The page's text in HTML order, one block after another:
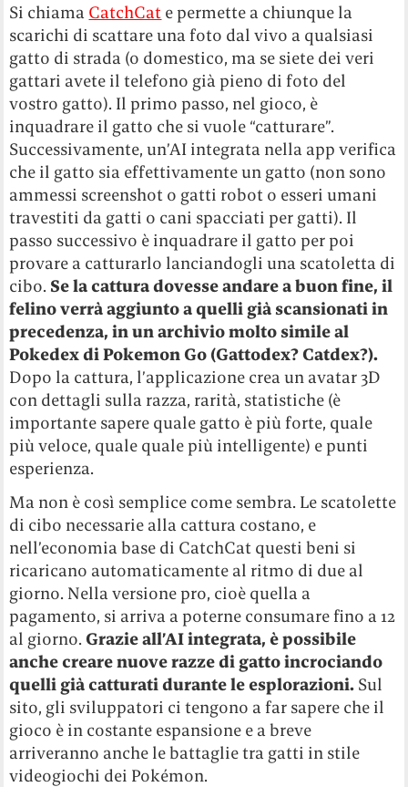
Si chiama CatchCat e permette a chiunque la
scarichi di scattare una foto dal vivo a qualsiasi
gatto di strada (o domestico, ma se siete dei veri
gattari avete il telefono già pieno di foto del
vostro gatto). Il primo passo, nel gioco, è
inquadrare il gatto che si vuole “catturare”.
Successivamente, un’AI integrata nella app verifica
che il gatto sia effettivamente un gatto (non sono
ammessi screenshot o gatti robot o esseri umani
travestiti da gatti o cani spacciati per gatti). Il
passo successivo è inquadrare il gatto per poi
provare a catturarlo lanciandogli una scatoletta di
cibo. Se la cattura dovesse andare a buon fine, il
felino verrà aggiunto a quelli già scansionati in
precedenza, in un archivio molto simile al
Pokedex di Pokemon Go (Gattodex? Catdex?).
Dopo la cattura, l’applicazione crea un avatar 3D
con dettagli sulla razza, rarità, statistiche (è
importante sapere quale gatto è più forte, quale
più veloce, quale quale più intelligente) e punti
esperienza.
Ma non è così semplice come sembra. Le scatolette
di cibo necessarie alla cattura costano, e
nell’economia base di CatchCat questi beni si
ricaricano automaticamente al ritmo di due al
giorno. Nella versione pro, cioè quella a
pagamento, si arriva a poterne consumare fino a 12
al giorno.Grazie all’AI integrata, è possibile
anche creare nuove razze di gatto incrociando
quelli già catturati durante le esplorazioni. Sul
sito, gli sviluppatori ci tengono a far sapere che il
gioco è in costante espansione e a breve
arriveranno anche le battaglie tra gatti in stile
videogiochi dei Pokémon.